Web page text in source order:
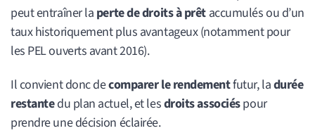
peut entraîner la perte de droits à prêt accumulés ou d’un
taux historiquement plus avantageux (notamment pour
les PEL ouverts avant 2016).
Il convient donc decomparer le rendementfutur, ladurée
restantedu plan actuel, et lesdroits associéspour
prendre une décision éclairée.